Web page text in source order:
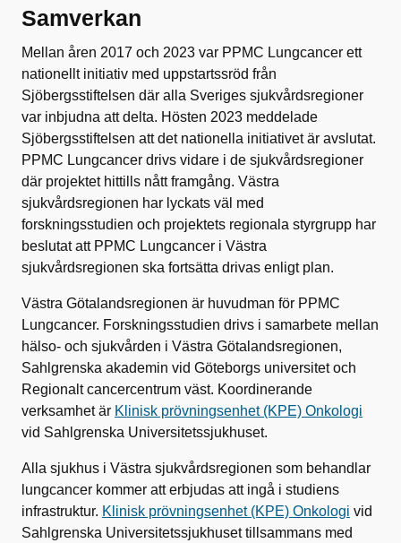
Samverkan
Mellan åren 2017 och 2023 var PPMC Lungcancer ett
nationellt initiativ med uppstartssröd från
Sjöbergsstiftelsen där alla Sveriges sjukvårdsregioner
var inbjudna att delta. Hösten 2023 meddelade
Sjöbergsstiftelsen att det nationella initiativet är avslutat.
PPMC Lungcancer drivs vidare i de sjukvårdsregioner
där projektet hittills nått framgång. Västra
sjukvårdsregionen har lyckats väl med
forskningsstudien och projektets regionala styrgrupp har
beslutat att PPMC Lungcancer i Västra
sjukvårdsregionen ska fortsätta drivas enligt plan.
Västra Götalandsregionen är huvudman för PPMC
Lungcancer. Forskningsstudien drivs i samarbete mellan
hälso- och sjukvården i Västra Götalandsregionen,
Sahlgrenska akademin vid Göteborgs universitet och
Regionalt cancercentrum väst. Koordinerande
verksamhet är Klinisk prövningsenhet (KPE) Onkologi
vid Sahlgrenska Universitetssjukhuset.
Alla sjukhus i Västra sjukvårdsregionen som behandlar
lungcancer kommer att erbjudas att ingå i studiens
infrastruktur. Klinisk prövningsenhet (KPE) Onkologi vid
Sahlgrenska Universitetssjukhuset tillsammans med